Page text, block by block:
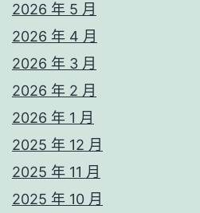
2026 年 5 月
2026 年 4 月
2026 年 3 月
2026 年 2 月
2026 年 1 月
2025 年 12 月
2025 年 11 月
2025 年 10 月